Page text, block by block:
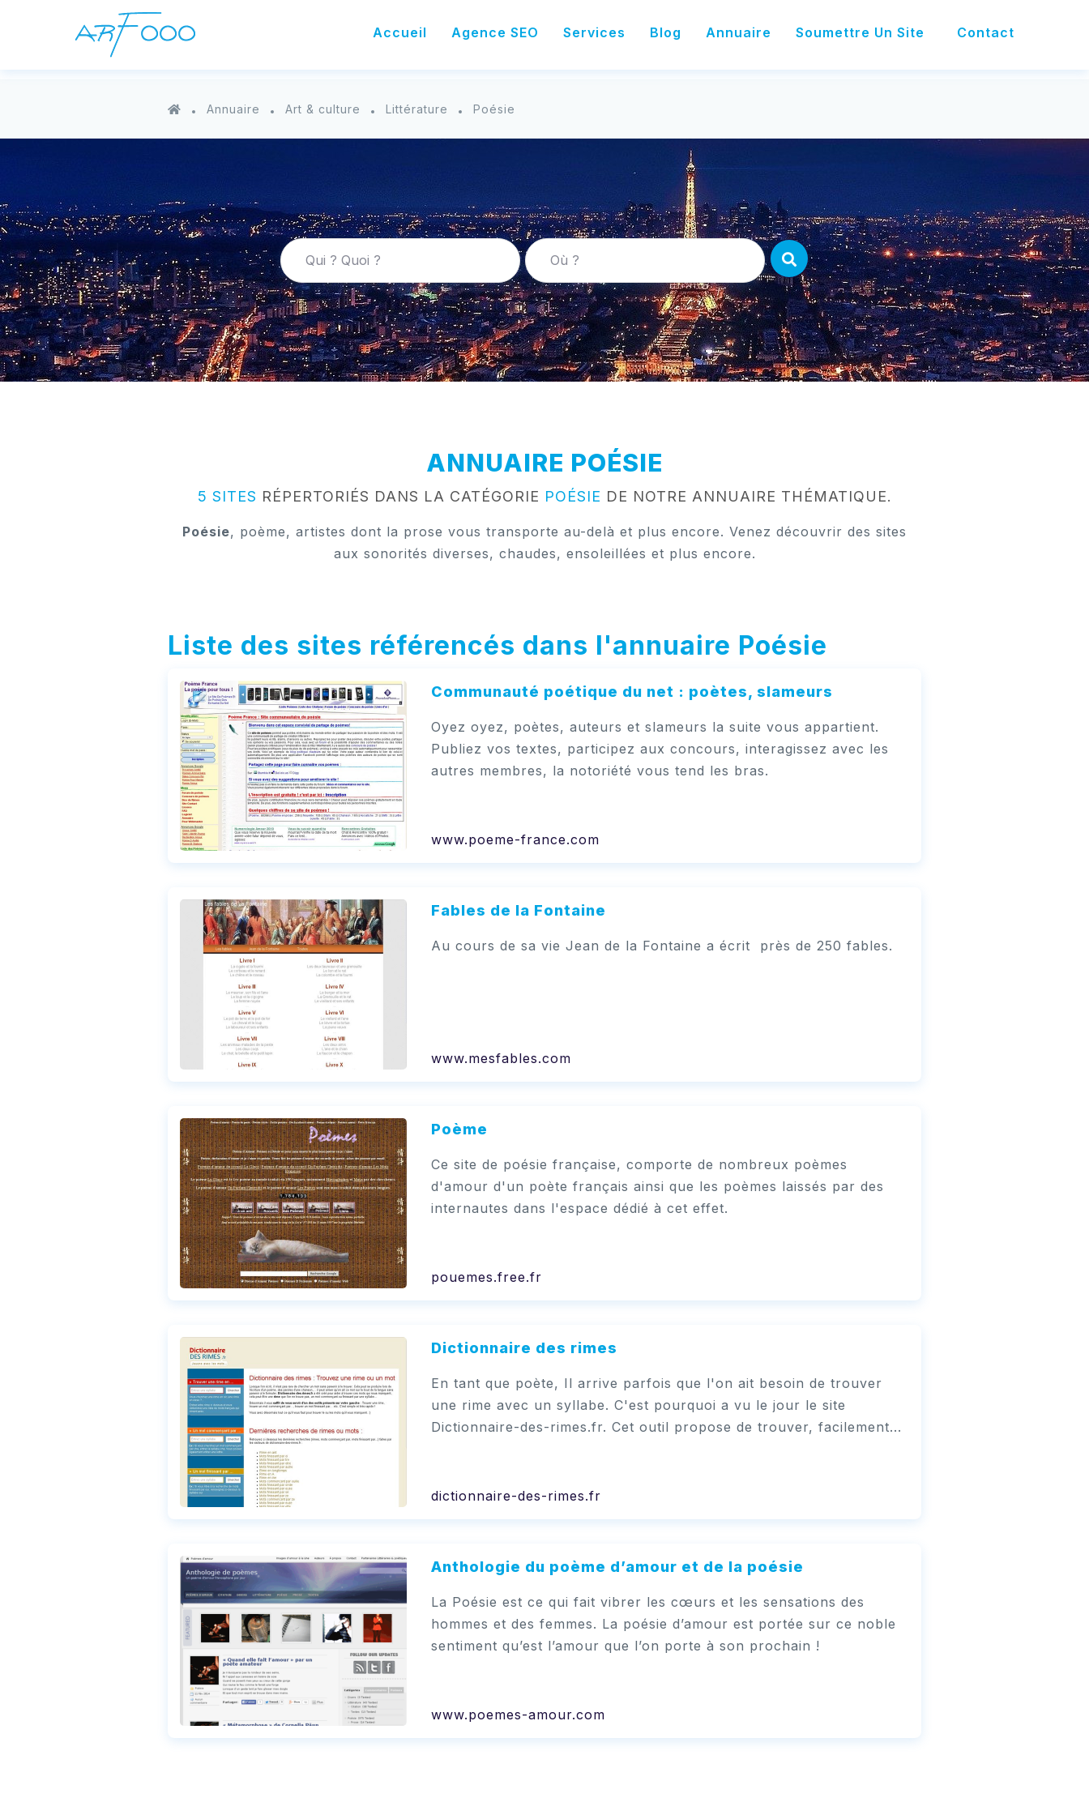
06 19 73 84 81
Accueil
Agence SEO Services Blog Annuaire Soumettre Un Site Contact
Annuaire Art & culture Littérature Poésie
ANNUAIRE POÉSIE
5 SITES RÉPERTORIÉS DANS LA CATÉGORIE POÉSIE DE NOTRE ANNUAIRE THÉMATIQUE.
Poésie, poème, artistes dont la prose vous transporte au-delà et plus encore. Venez découvrir des sites
aux sonorités diverses, chaudes, ensoleillées et plus encore.
Liste des sites référencés dans l'annuaire Poésie
Communauté poétique du net : poètes, slameurs
Oyez oyez, poètes, auteurs et slameurs la suite vous appartient.
Publiez vos textes, participez aux concours, interagissez avec les
autres membres, la notoriété vous tend les bras.
www.poeme-france.com
Fables de la Fontaine
Au cours de sa vie Jean de la Fontaine a écrit près de 250 fables.
www.mesfables.com
Poème
Ce site de poésie française, comporte de nombreux poèmes
d'amour d'un poète français ainsi que les poèmes laissés par des
internautes dans l'espace dédié à cet effet.
pouemes.free.fr
Dictionnaire des rimes
En tant que poète, Il arrive parfois que l'on ait besoin de trouver
une rime avec un syllabe. C'est pourquoi a vu le jour le site
Dictionnaire-des-rimes.fr. Cet outil propose de trouver, facilement...
dictionnaire-des-rimes.fr
Anthologie du poème d’amour et de la poésie
La Poésie est ce qui fait vibrer les cœurs et les sensations des
hommes et des femmes. La poésie d’amour est portée sur ce noble
sentiment qu’est l’amour que l’on porte à son prochain !
www.poemes-amour.com